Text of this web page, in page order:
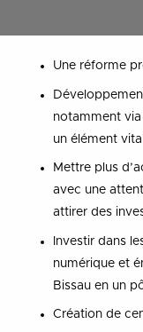
Une réforme
notamment
un élément
Mettre plus
avec une
attirer des
Investir dans
numérique et
Bissau en un
Création de